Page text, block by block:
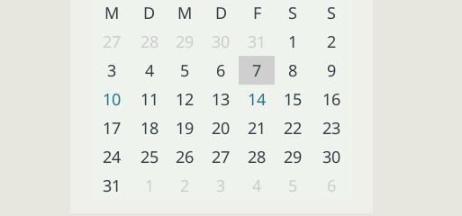
M D M D F S
S
27
28 29 30 31 1
2
3
4 5 6 7 8
9
10
11 12 13 14 15
16
17
18 19 20 21 22
23
24
25 26 27 28 29
30
31
1 2 3 4 5 6